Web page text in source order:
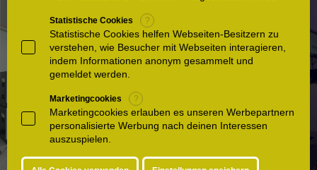
Statistische Cookies ?
Statistische Cookies helfen Webseiten-Besitzern zu
verstehen, wie Besucher mit Webseiten interagieren,
indem Informationen anonym gesammelt und
gemeldet werden.
Marketingcookies ?
Marketingcookies erlauben es unseren Werbepartnern
personalisierte Werbung nach deinen Interessen
auszuspielen.